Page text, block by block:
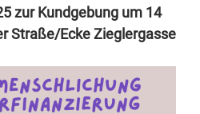
zur Kundgebung um 14
Straße/Ecke Zieglergasse